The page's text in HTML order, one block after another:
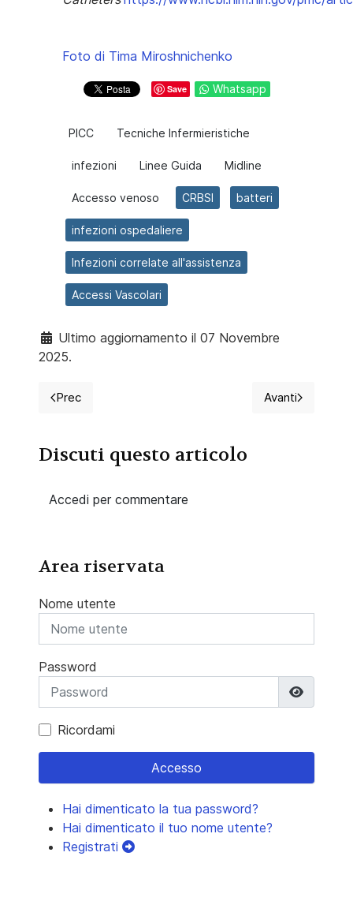
Foto di Tima Miroshnichenko
Save Whatsapp
PICC Tecniche Infermieristiche
infezioni Linee Guida Midline
Accesso venoso CRBSI batteri
infezioni ospedaliere
Infezioni correlate all'assistenza
Accessi Vascolari
Ultimo aggiornamento il 07 Novembre
2025.
Articolo precedente: Gestione catetere vescicale a
Prec Articolo
Avanti
Discuti questo articolo
Accedi per commentare
Area riservata
Nome utente
Password
Ricordami
Accesso
Hai dimenticato la tua password?
Hai dimenticato il tuo nome utente?
Registrati